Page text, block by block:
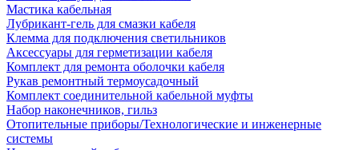
Мастика кабельная
Лубрикант-гель для смазки кабеля
Клемма для подключения светильников
Аксессуары для герметизации кабеля
Комплект для ремонта оболочки кабеля
Рукав ремонтный термоусадочный
Комплект соединительной кабельной муфты
Набор наконечников, гильз
Отопительные приборы/Технологические и инженерные
системы